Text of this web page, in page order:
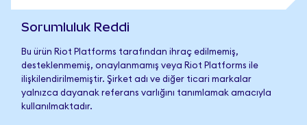
Sorumluluk Reddi
Bu ürün Riot Platforms tarafından ihraç edilmemiş,
desteklenmemiş, onaylanmamış veya Riot Platforms ile
ilişkilendirilmemiştir. Şirket adı ve diğer ticari markalar
yalnızca dayanak referans varlığını tanımlamak amacıyla
kullanılmaktadır.